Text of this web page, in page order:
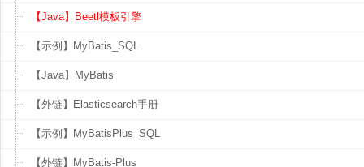
【Java】Beetl模板引擎
【示例】MyBatis_SQL
【Java】MyBatis
【外链】Elasticsearch手册
【示例】MyBatisPlus_SQL
【外链】MyBatis-Plus